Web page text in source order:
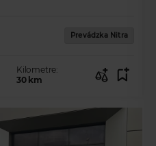
Prevádzka Nitra
Kilometre:
30 km